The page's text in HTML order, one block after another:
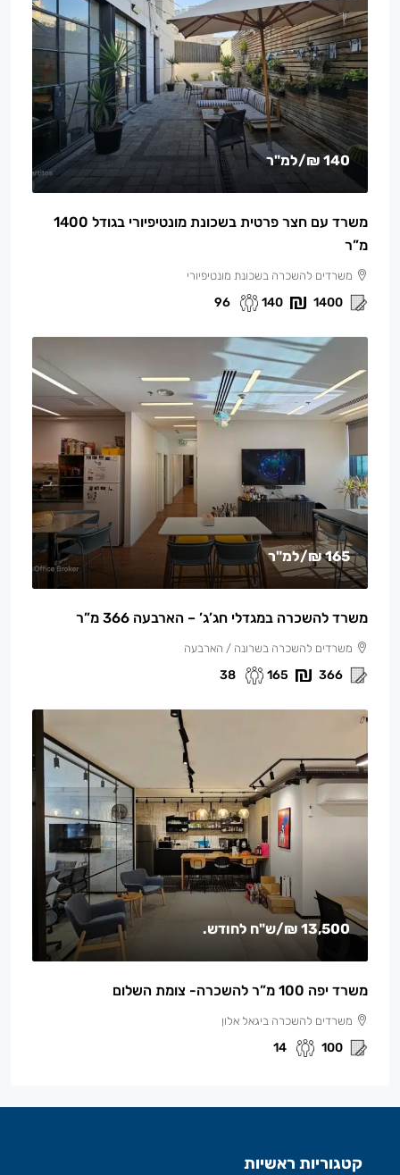
140 ₪ /למ"ר
משרד עם חצר פרטית בשכונת מונטיפיורי בגודל 1400
מ”ר
משרדים להשכרה בשכונת מונטיפיורי
1400
140
96
165 ₪ /למ"ר
משרד להשכרה במגדלי חג’ג’ – הארבעה 366 מ”ר
משרדים להשכרה בשרונה / הארבעה
366
165
38
13,500 ₪ /ש"ח לחודש.
משרד יפה 100 מ”ר להשכרה- צומת השלום
משרדים להשכרה ביגאל אלון
100
14
קטגוריות ראשיות